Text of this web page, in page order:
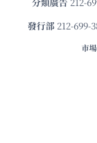
發⾏部 212-699-
市